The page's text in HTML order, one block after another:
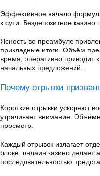
Эффективное начало
к сути. Бездепозитное казино
Ясность во преамбуле
прикладные итоги. Объём
время, оперативно приводит
начальных предложений.
Почему отрывки
Короткие отрывки ускоряют
утрачивает внимание.
просмотр.
Каждый отрывок излагает
блоке. онлайн казино делает
последовательностью